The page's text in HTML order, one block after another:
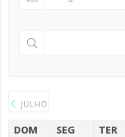
JULHO
DOM SEG TER